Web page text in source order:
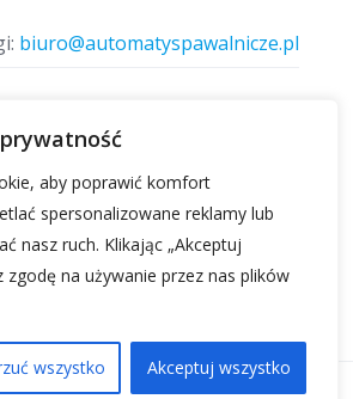
aby poprawić komfort
spersonalizowane reklamy lub
nasz ruch. Klikając „Akceptuj
zgodę na używanie przez nas plików
wszystko Akceptuj wszystko
biuro@automatyspawalnicze.pl